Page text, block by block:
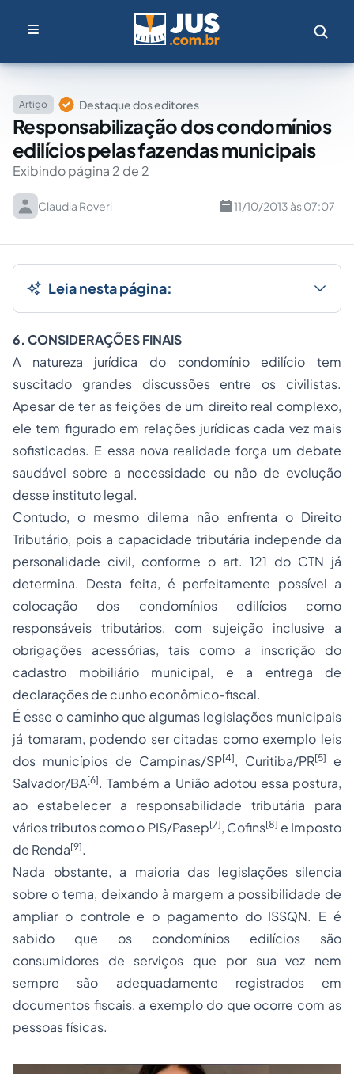
Artigo Destaque dos editores
Responsabilização dos condomínios
edilícios pelas fazendas municipais
Exibindo página 2 de 2
Claudia Roveri 11/10/2013 às 07:07
Leia nesta página:
6. CONSIDERAÇÕES FINAIS
A natureza jurídica do condomínio edilício tem
suscitado grandes discussões entre os civilistas.
Apesar de ter as feições de um direito real complexo,
ele tem figurado em relações jurídicas cada vez mais
sofisticadas. E essa nova realidade força um debate
saudável sobre a necessidade ou não de evolução
desse instituto legal.
Contudo, o mesmo dilema não enfrenta o Direito
Tributário, pois a capacidade tributária independe da
personalidade civil, conforme o art. 121 do CTN já
determina. Desta feita, é perfeitamente possível a
colocação dos condomíniosedilícios como
responsáveis tributários, com sujeição inclusive a
obrigações acessórias, tais como a inscrição do
cadastro mobiliário municipal, e a entrega de
declarações de cunho econômico-fiscal.
É esse o caminho que algumas legislações municipais
já tomaram, podendo ser citadas como exemplo leis
dos municípios de Campinas/SP[4], Curitiba/PR[5]
e
Salvador/BA[6]. Também a União adotou essa postura,
ao estabelecer a responsabilidade tributária para
vários tributos como o PIS/Pasep[7], Cofins[8] e Imposto
de Renda[9].
Nada obstante, a maioria das legislações silencia
sobre o tema, deixando à margem a possibilidade de
ampliar o controle e o pagamento do ISSQN. E é
sabido que os condomínios edilícios são
consumidores de serviços que por sua vez nem
sempre são adequadamente registrados em
documentos fiscais, a exemplo do que ocorre com as
pessoas físicas.